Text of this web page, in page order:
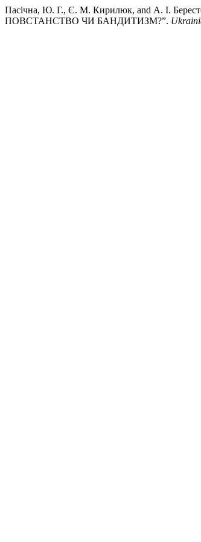
Пасічна, Ю. Г., Є. М. Кирилюк, and А. І.
ПОВСТАНСТВО ЧИ БАНДИТИЗМ?”.